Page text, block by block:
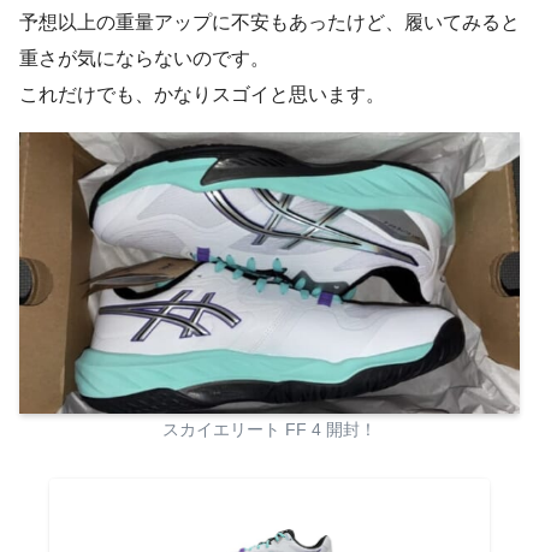
予想以上の重量アップに不安もあったけど、履いてみると
重さが気にならないのです。
これだけでも、かなりスゴイと思います。
スカイエリート FF 4 開封！